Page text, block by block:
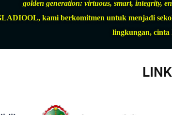
golden generation: virtuous, smart, integrity,
kami berkomitmen untuk menjadi
lingkungan, cinta